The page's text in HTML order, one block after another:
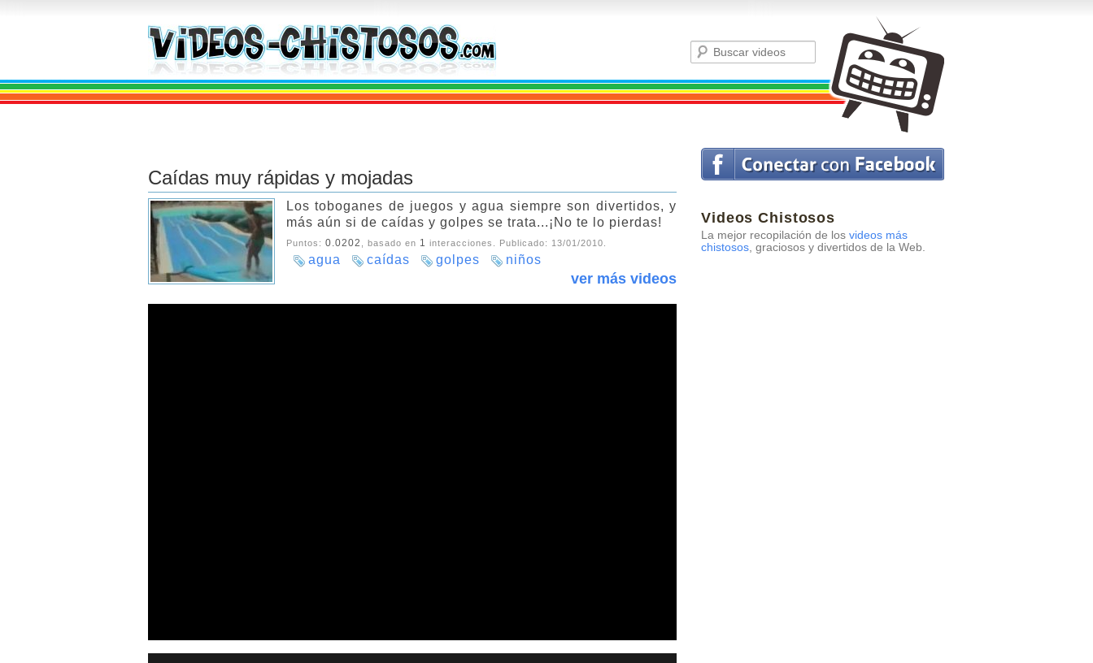
Videos Chistosos
La mejor recopilación de los videos más
chistosos, graciosos y divertidos de la Web.
Caídas muy rápidas y mojadas
Los toboganes de juegos y agua siempre son divertidos, y
más aún si de caídas y golpes se trata...¡No te lo pierdas!
Puntos: 0.0202 , basado en 1 interacciones. Publicado: 13/01/2010
agua caídas golpes niños
ver más videos